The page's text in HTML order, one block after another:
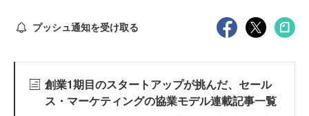
プッシュ通知を受け取る
創業1期目のスタートアップが挑んだ、セール
ス・マーケティングの協業モデル連載記事一覧